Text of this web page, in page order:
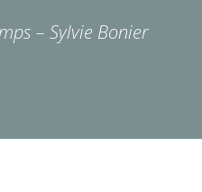
– Sylvie Bonier